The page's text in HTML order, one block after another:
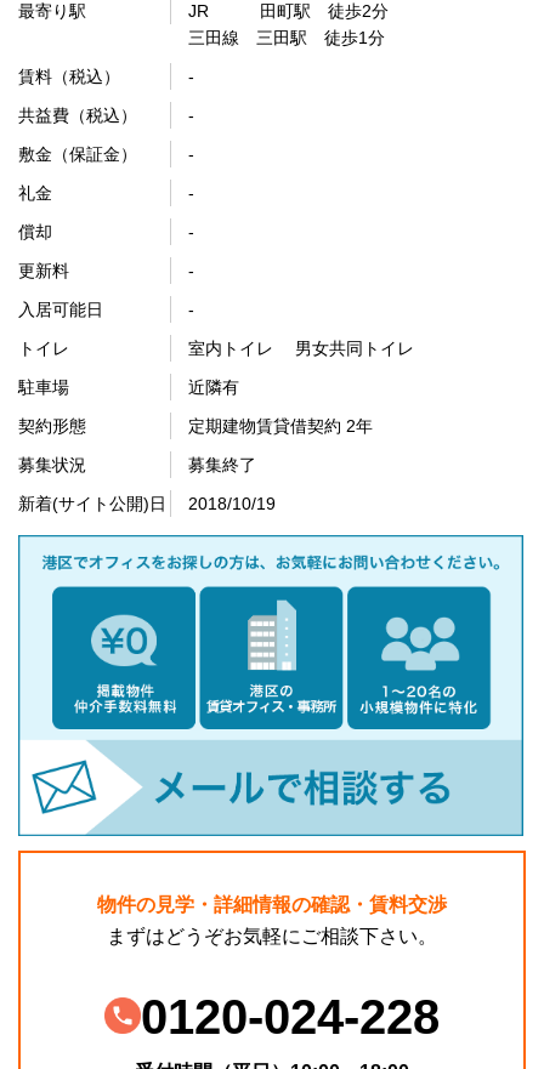
最寄り駅
JR 田町駅 徒歩2分
三田線 三田駅 徒歩1分
賃料（税込）
-
共益費（税込）
-
敷金（保証金）
-
礼金
-
償却
-
更新料
-
入居可能日
-
トイレ
室内トイレ 男女共同トイレ
駐車場
近隣有
契約形態
定期建物賃貸借契約 2年
募集状況
募集終了
新着(サイト公開)日
2018/10/19
物件の見学・詳細情報の確認・賃料交渉
まずはどうぞお気軽にご相談下さい。
0120-024-228